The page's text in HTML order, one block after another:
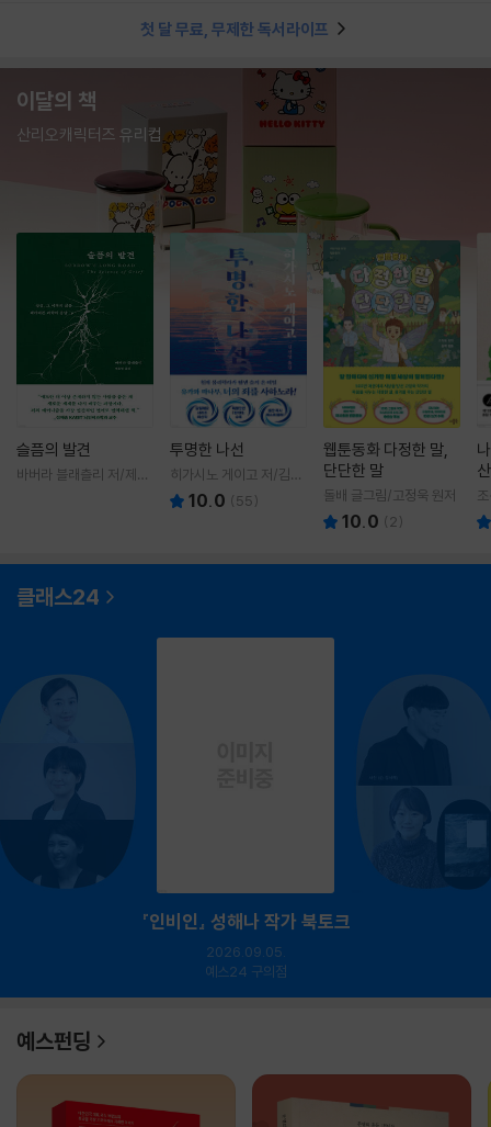
첫 달 무료, 무제한 독서라이프
이달의 책
산리오캐릭터즈 유리컵
슬픔의 발견
바버라 블래츨리 저/제효
투명한 나선
히가시노 게이고 저/김선
영 역10.0 (55)
웹툰동화 다정한 말,
단단한 말
돌배 글그림/고정욱 원저
10.0 ( 2)
클래스24
『인비인』 성해나 작가 북토크
2026.09.05.
예스24 구의점
예스펀딩